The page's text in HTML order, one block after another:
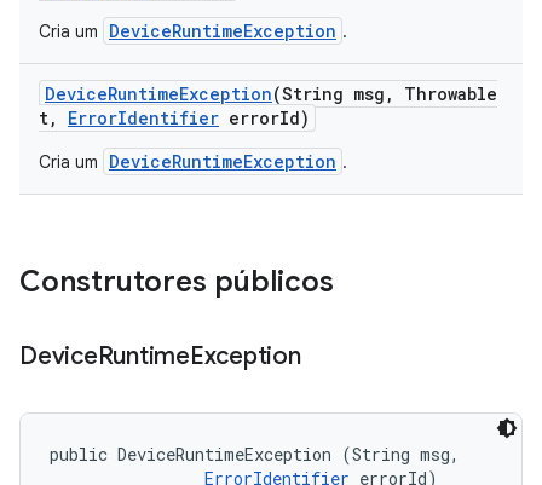
Cria um DeviceRuntimeException .
DeviceRuntimeException(String msg ,
Throwable
t, ErrorIdentifier errorId)
Cria um DeviceRuntimeException .
Construtores públicos
DeviceRuntimeException
public DeviceRuntimeException (String msg,
ErrorIdentifier errorId)